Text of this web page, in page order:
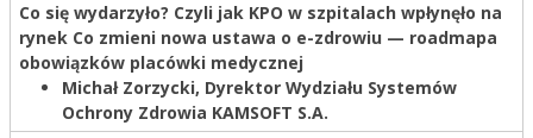
Co się wydarzyło? Czyli jak KPO w szpitalach wpłynęło na
rynek Co zmieni nowa ustawa o e-zdrowiu — roadmapa
obowiązków placówki medycznej
Michał Zorzycki, Dyrektor Wydziału Systemów
Ochrony Zdrowia KAMSOFT S.A.